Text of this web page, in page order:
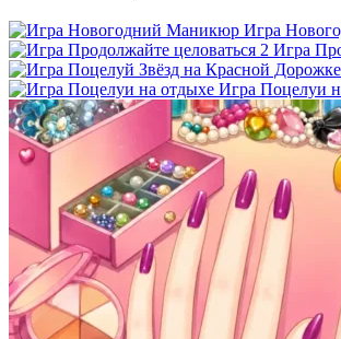
Игра
Игра
Игра Поцелуи